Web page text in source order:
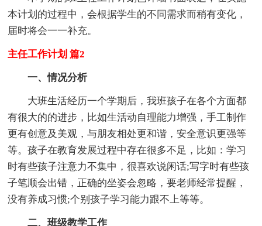
本计划的过程中，会根据学生的不同需求而稍有变化，
届时将会一一补充。
主任工作计划 篇2
一、情况分析
大班生活经历一个学期后，我班孩子在各个方面都
有很大的的进步，比如生活动自理能力增强，手工制作
更有创意及美观，与朋友相处更和谐，安全意识更强等
等。孩子在教育发展过程中存在很多不足，比如：学习
时有些孩子注意力不集中，很喜欢说闲话;写字时有些孩
子笔顺会出错，正确的坐姿会忽略，要老师经常提醒，
没有养成习惯;个别孩子学习能力跟不上等等。
二、班级教学工作